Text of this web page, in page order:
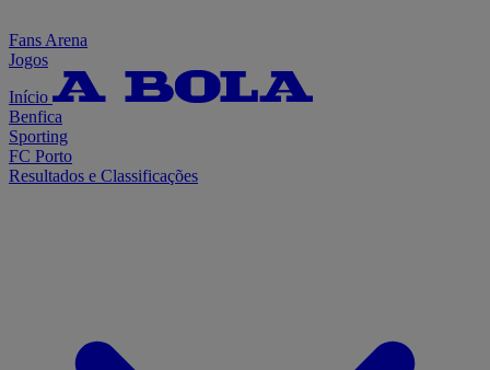
Fans Arena
Jogos
Início
Benfica
Sporting
FC Porto
Resultados e Classificações